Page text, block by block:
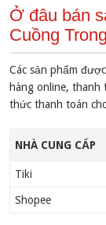
Ở đâu bán
Cuồng
Các sản phẩm
hàng online, thanh
thức thanh toán
NHÀ CUNG CẤP
Tiki
Shopee